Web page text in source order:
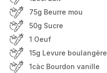
75g Beurre mou
50g Sucre
1 Oeuf
15g Levure boulangère
1càc Bourdon vanille